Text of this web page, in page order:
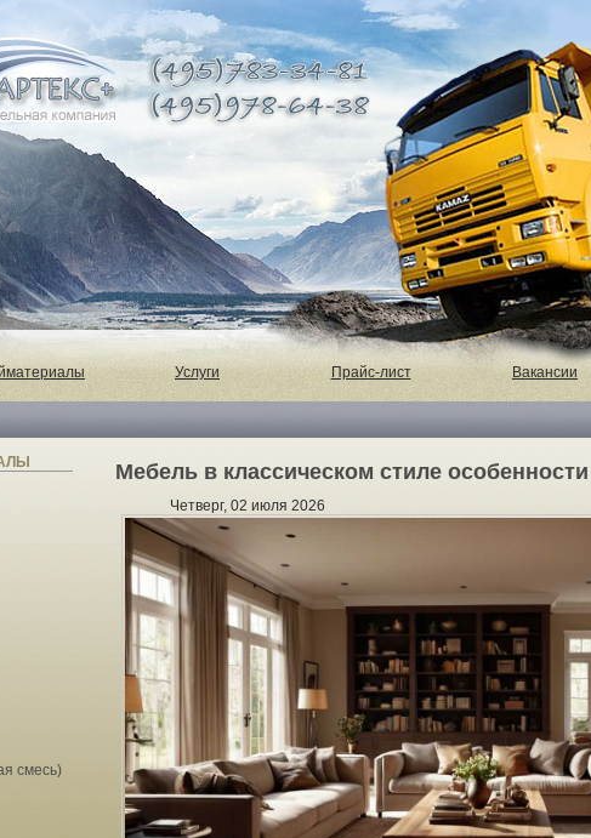
Услуги Прайс-лист Вакансии
смесь)
Мебель в классическом стиле
Четверг, 02 июля 2026